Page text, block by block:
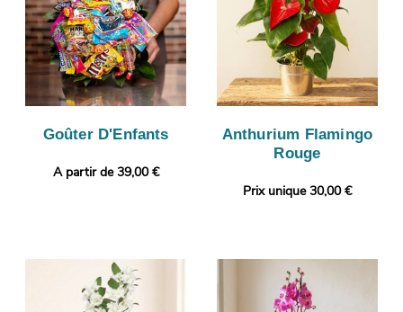
Goûter D'Enfants
A partir de 39,00 €
Anthurium Flamingo
Rouge
Prix unique 30,00 €